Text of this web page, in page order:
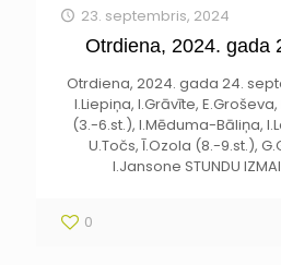
23. septembris, 2024
Otrdiena, 2024. gada
Otrdiena, 2024. gada 24.
I.Liepiņa, I.Grāvīte,
(3.-6.st.), I.Mēduma-Bāliņa,
U.Točs, Ī.Ozola (8.-9.st.),
I.Jansone STUNDU
0